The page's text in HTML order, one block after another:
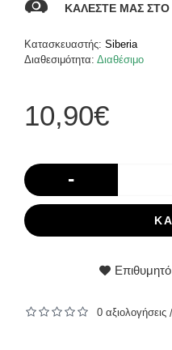
ΚΑΛΕΣΤΕ ΜΑΣ ΣΤΟ
Κατασκευαστής: Siberia
Διαθεσιμότητα: Διαθέσιμο
10,90€
-
Επιθυμητό
0 αξιολογήσεις /